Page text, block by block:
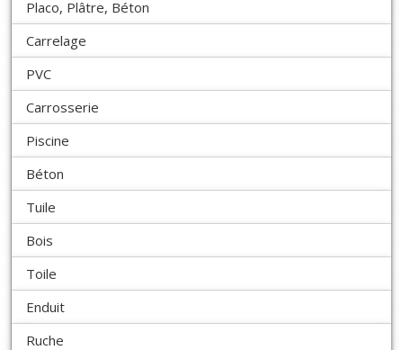
Placo, Plâtre, Béton
Carrelage
PVC
Carrosserie
Piscine
Béton
Tuile
Bois
Toile
Enduit
Ruche